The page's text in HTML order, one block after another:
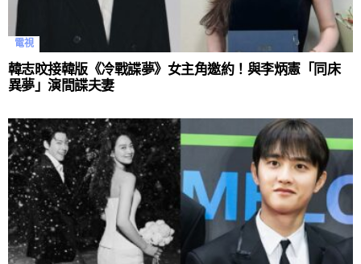
電視
韓志旼接韓版《冷戰諜夢》女主角邀約！與李炳憲「同床
異夢」演間諜夫妻